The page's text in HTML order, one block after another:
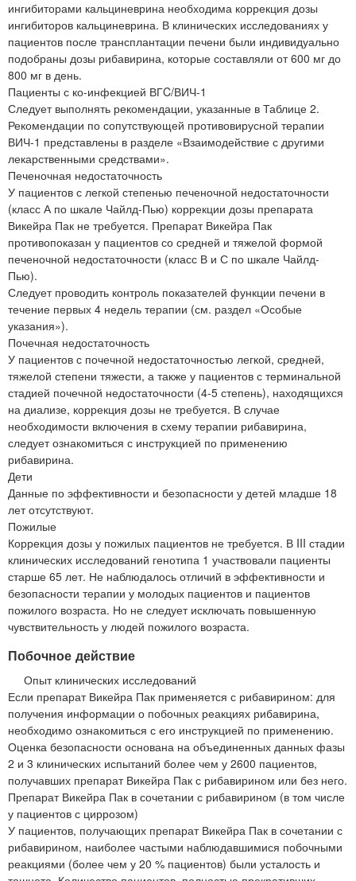
ингибиторами кальциневрина необходима коррекция дозы
ингибиторов кальциневрина. В клинических исследованиях у
пациентов после трансплантации печени были индивидуально
подобраны дозы рибавирина, которые составляли от 600 мг до
800 мг в день.
Пациенты с ко-инфекцией ВГC/ВИЧ-1
Следует выполнять рекомендации, указанные в Таблице 2.
Рекомендации по сопутствующей противовирусной терапии
ВИЧ-1 представлены в разделе «Взаимодействие с другими
лекарственными средствами».
Печеночная недостаточность
У пациентов с легкой степенью печеночной недостаточности
(класс А по шкале Чайлд-Пью) коррекции дозы препарата
Викейра Пак не требуется. Препарат Викейра Пак
противопоказан у пациентов со средней и тяжелой формой
печеночной недостаточности (класс В и С по шкале Чайлд-
Пью).
Следует проводить контроль показателей функции печени в
течение первых 4 недель терапии (см. раздел «Особые
указания»).
Почечная недостаточность
У пациентов с почечной недостаточностью легкой, средней,
тяжелой степени тяжести, а также у пациентов с терминальной
стадией почечной недостаточности (4-5 степень), находящихся
на диализе, коррекция дозы не требуется. В случае
необходимости включения в схему терапии рибавирина,
следует ознакомиться с инструкцией по применению
рибавирина.
Дети
Данные по эффективности и безопасности у детей младше 18
лет отсутствуют.
Пожилые
Коррекция дозы у пожилых пациентов не требуется. В III стадии
клинических исследований генотипа 1 участвовали пациенты
старше 65 лет. Не наблюдалось отличий в эффективности и
безопасности терапии у молодых пациентов и пациентов
пожилого возраста. Но не следует исключать повышенную
чувствительность у людей пожилого возраста.
Побочное действие
Опыт клинических исследований
Если препарат Викейра Пак применяется с рибавирином: для
получения информации о побочных реакциях рибавирина,
необходимо ознакомиться с его инструкцией по применению.
Оценка безопасности основана на объединенных данных фазы
2 и 3 клинических испытаний более чем у 2600 пациентов,
получавших препарат Викейра Пак с рибавирином или без него.
Препарат Викейра Пак в сочетании с рибавирином (в том числе
у пациентов с циррозом)
У пациентов, получающих препарат Викейра Пак в сочетании с
рибавирином, наиболее частыми наблюдавшимися побочными
реакциями (более чем у 20 % пациентов) были усталость и